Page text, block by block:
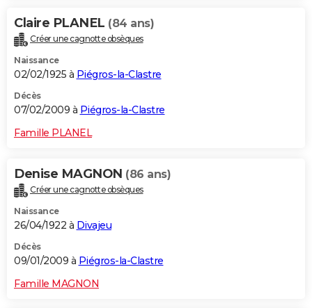
Claire PLANEL (84 ans)
Créer une cagnotte obsèques
Naissance
02/02/1925 à Piégros-la-Clastre
Décès
07/02/2009 à Piégros-la-Clastre
Famille PLANEL
Denise MAGNON (86 ans)
Créer une cagnotte obsèques
Naissance
26/04/1922 à Divajeu
Décès
09/01/2009 à Piégros-la-Clastre
Famille MAGNON